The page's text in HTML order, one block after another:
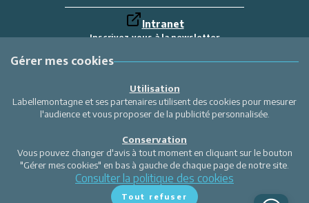
Intranet
Inscrivez-vous à la newsletter
Labellemontagne
Gérer mes cookies
Utilisation
Labellemontagne et ses partenaires utilisent des cookies pour mesurer
l'audience et vous proposer de la publicité personnalisée.
Conservation
Vous pouvez changer d'avis à tout moment en cliquant sur le bouton
"Gérer mes cookies" en bas à gauche de chaque page de notre site.
Consulter la politique des cookies
Tout refuser